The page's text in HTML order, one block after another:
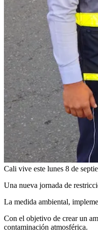
Cali vive este lunes 8 de
Una nueva jornada de
La medida ambiental,
Con el objetivo de crear un
contaminación atmosférica.